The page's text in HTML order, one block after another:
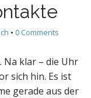
• 0 Comments
Na klar – die Uhr
sich hin. Es ist
gerade aus der